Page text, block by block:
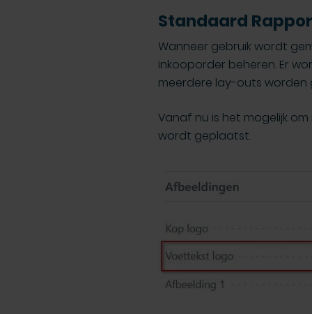
Standaard
Wanneer gebruik wordt
inkooporder beheren. Er
meerdere lay-outs worden
Vanaf nu is het mogelijk
wordt geplaatst.